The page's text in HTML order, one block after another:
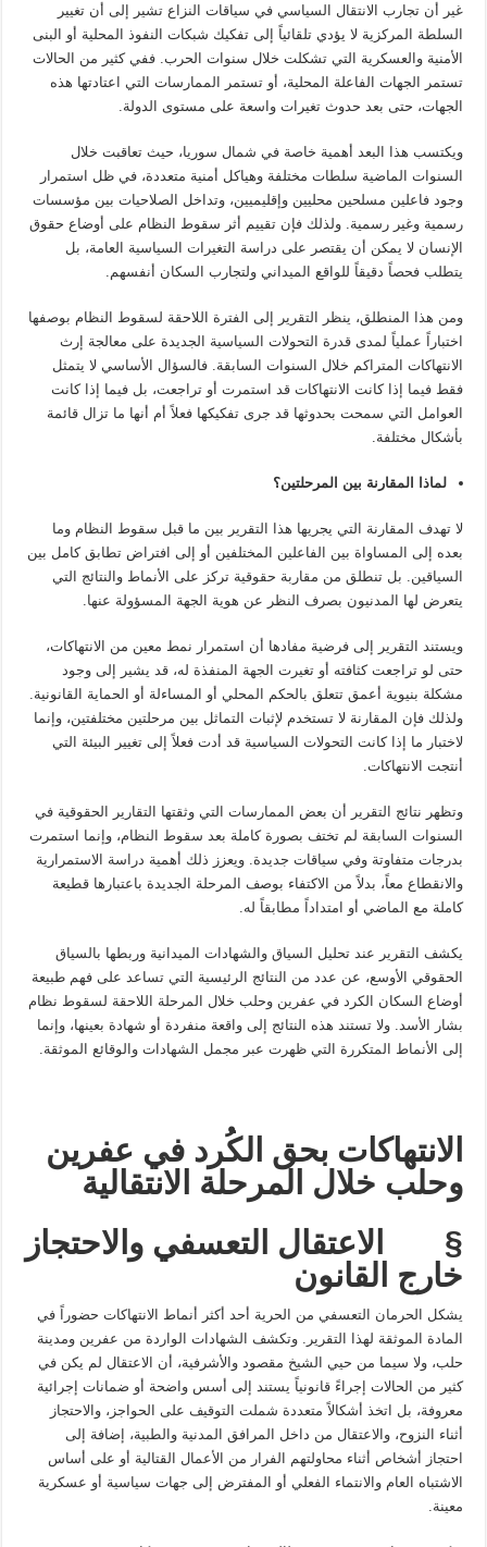
غير أن تجارب الانتقال السياسي في سياقات النزاع تشير إلى أن تغيير
السلطة المركزية لا يؤدي تلقائياً إلى تفكيك شبكات النفوذ المحلية أو البنى
الأمنية والعسكرية التي تشكلت خلال سنوات الحرب. ففي كثير من الحالات
تستمر الجهات الفاعلة المحلية، أو تستمر الممارسات التي اعتادتها هذه
الجهات، حتى بعد حدوث تغيرات واسعة على مستوى الدولة.
ويكتسب هذا البعد أهمية خاصة في شمال سوريا، حيث تعاقبت خلال
السنوات الماضية سلطات مختلفة وهياكل أمنية متعددة، في ظل استمرار
وجود فاعلين مسلحين محليين وإقليميين، وتداخل الصلاحيات بين مؤسسات
رسمية وغير رسمية. ولذلك فإن تقييم أثر سقوط النظام على أوضاع حقوق
الإنسان لا يمكن أن يقتصر على دراسة التغيرات السياسية العامة، بل
يتطلب فحصاً دقيقاً للواقع الميداني ولتجارب السكان أنفسهم.
ومن هذا المنطلق، ينظر التقرير إلى الفترة اللاحقة لسقوط النظام بوصفها
اختباراً عملياً لمدى قدرة التحولات السياسية الجديدة على معالجة إرث
الانتهاكات المتراكم خلال السنوات السابقة. فالسؤال الأساسي لا يتمثل
فقط فيما إذا كانت الانتهاكات قد استمرت أو تراجعت، بل فيما إذا كانت
العوامل التي سمحت بحدوثها قد جرى تفكيكها فعلاً أم أنها ما تزال قائمة
بأشكال مختلفة.
لماذا المقارنة بين المرحلتين؟
لا تهدف المقارنة التي يجريها هذا التقرير بين ما قبل سقوط النظام وما
بعده إلى المساواة بين الفاعلين المختلفين أو إلى افتراض تطابق كامل بين
السياقين. بل تنطلق من مقاربة حقوقية تركز على الأنماط والنتائج التي
يتعرض لها المدنيون بصرف النظر عن هوية الجهة المسؤولة عنها.
ويستند التقرير إلى فرضية مفادها أن استمرار نمط معين من الانتهاكات،
حتى لو تراجعت كثافته أو تغيرت الجهة المنفذة له، قد يشير إلى وجود
مشكلة بنيوية أعمق تتعلق بالحكم المحلي أو المساءلة أو الحماية القانونية.
ولذلك فإن المقارنة لا تستخدم لإثبات التماثل بين مرحلتين مختلفتين، وإنما
لاختبار ما إذا كانت التحولات السياسية قد أدت فعلاً إلى تغيير البيئة التي
أنتجت الانتهاكات.
وتظهر نتائج التقرير أن بعض الممارسات التي وثقتها التقارير الحقوقية في
السنوات السابقة لم تختف بصورة كاملة بعد سقوط النظام، وإنما استمرت
بدرجات متفاوتة وفي سياقات جديدة. ويعزز ذلك أهمية دراسة الاستمرارية
والانقطاع معاً، بدلاً من الاكتفاء بوصف المرحلة الجديدة باعتبارها قطيعة
كاملة مع الماضي أو امتداداً مطابقاً له.
يكشف التقرير عند تحليل السياق والشهادات الميدانية وربطها بالسياق
الحقوقي الأوسع، عن عدد من النتائج الرئيسية التي تساعد على فهم طبيعة
أوضاع السكان الكرد في عفرين وحلب خلال المرحلة اللاحقة لسقوط نظام
بشار الأسد. ولا تستند هذه النتائج إلى واقعة منفردة أو شهادة بعينها، وإنما
إلى الأنماط المتكررة التي ظهرت عبر مجمل الشهادات والوقائع الموثقة.
الانتهاكات بحق الكُرد في عفرين
وحلب خلال المرحلة الانتقالية
§
الاعتقال التعسفي والاحتجاز
خارج القانون
يشكل الحرمان التعسفي من الحرية أحد أكثر أنماط الانتهاكات حضوراً في
المادة الموثقة لهذا التقرير. وتكشف الشهادات الواردة من عفرين ومدينة
حلب، ولا سيما من حيي الشيخ مقصود والأشرفية، أن الاعتقال لم يكن في
كثير من الحالات إجراءً قانونياً يستند إلى أسس واضحة أو ضمانات إجرائية
معروفة، بل اتخذ أشكالاً متعددة شملت التوقيف على الحواجز، والاحتجاز
أثناء النزوح، والاعتقال من داخل المرافق المدنية والطبية، إضافة إلى
احتجاز أشخاص أثناء محاولتهم الفرار من الأعمال القتالية أو على أساس
الاشتباه العام والانتماء الفعلي أو المفترض إلى جهات سياسية أو عسكرية
معينة.